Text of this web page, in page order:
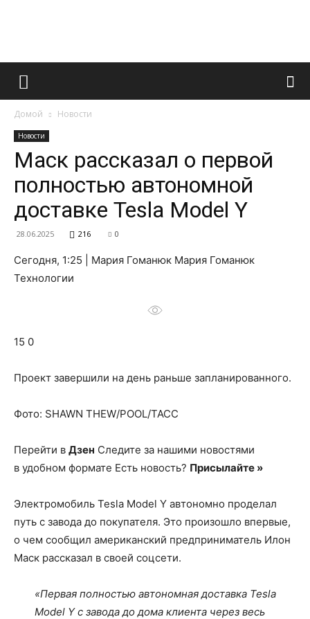
Французский
и
о
нем
Домой Новости
Новости
Маск рассказал о первой
полностью автономной
доставке Tesla Model Y
28.06.2025 216 0
Сегодня, 1:25 | Мария Гоманюк Мария Гоманюк
Технологии
15 0
Проект завершили на день раньше запланированного.
Фото: SHAWN THEW/POOL/ТАСС
Перейти в Дзен Следите за нашими новостями
в удобном формате Есть новость? Присылайте »
Электромобиль Tesla Model Y автономно проделал
путь с завода до покупателя. Это произошло впервые,
о чем сообщил американский предприниматель Илон
Маск рассказал в своей соцсети.
«Первая полностью автономная доставка Tesla
Model Y с завода до дома клиента через весь